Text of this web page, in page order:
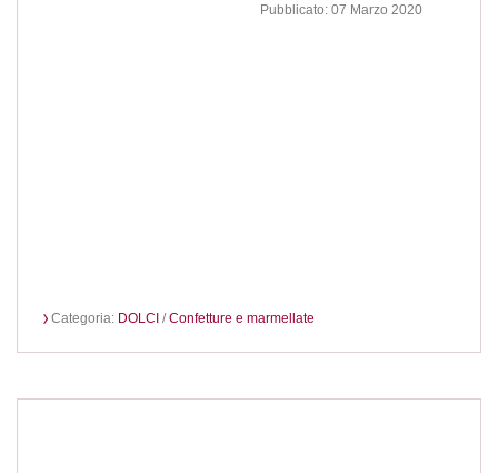
Pubblicato: 07 Marzo 2020
Categoria: DOLCI /Confetture e marmellate